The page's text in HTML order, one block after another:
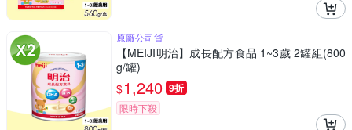
原廠公司貨
【MEIJI明治】成長配方食品 1~3歲 2罐組(800
g/罐)
$1,240 9折
限時下殺